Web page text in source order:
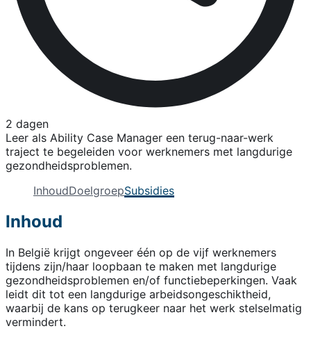
2 dagen
Leer als Ability Case Manager een terug-naar-werk
traject te begeleiden voor werknemers met langdurige
gezondheidsproblemen.
InhoudDoelgroepSubsidies
Inhoud
In België krijgt ongeveer één op de vijf werknemers
tijdens zijn/haar loopbaan te maken met langdurige
gezondheidsproblemen en/of functiebeperkingen. Vaak
leidt dit tot een langdurige arbeidsongeschiktheid,
waarbij de kans op terugkeer naar het werk stelselmatig
vermindert.